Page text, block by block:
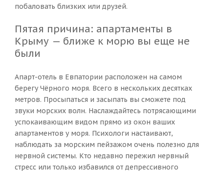
побаловать близких или друзей.
Пятая причина: апартаменты в
Крыму — ближе к морю вы еще не
были
Апарт-отель в Евпатории расположен на самом
берегу Чёрного моря. Всего в нескольких десятках
метров. Просыпаться и засыпать вы сможете под
звуки морских волн. Наслаждайтесь потрясающими
успокаивающим видом прямо из окон ваших
апартаментов у моря. Психологи настаивают,
наблюдать за морским пейзажом очень полезно для
нервной системы. Кто недавно пережил нервный
стресс или только избавился от депрессивного